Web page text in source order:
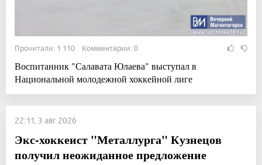
Прочитали: 1 110 Комментарии: 0
Воспитанник "Салавата Юлаева" выступал в
Национальной молодежной хоккейной лиге
22:11, 3 авг 2026
Экс-хоккеист "Металлурга" Кузнецов
получил неожиданное предложение